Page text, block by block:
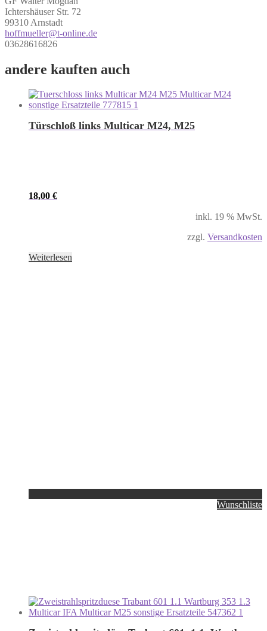
Ichtershäuser Str. 72
99310 Arnstadt
hoffmueller@t-online.de
03628616826
andere kauften auch
Türschloß links Multicar M24, M25
18,00 €
inkl. 19 % MwSt.
zzgl. Versandkosten
Weiterlesen
Wunschliste